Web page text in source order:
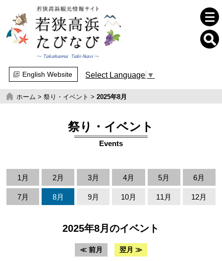
English Website Select Language ▼
ホーム >祭り・イベント >2025年8月
祭り・イベント
Events
1月 2月 3月 4月 5月 6月
7月 8月 9月 10月 11月 12月
2025年8月のイベント
≪ 前月 翌月 ≫